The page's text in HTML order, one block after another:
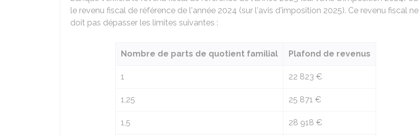
le revenu fiscal de référence de l'année 2024 (sur l'avis d'imposition 2025). Ce revenu fiscal ne
doit pas dépasser les limites suivantes :
Nombre de parts de quotient familial Plafond de revenus
1 22 823 €
1,25 25 871 €
1,5 28 918 €